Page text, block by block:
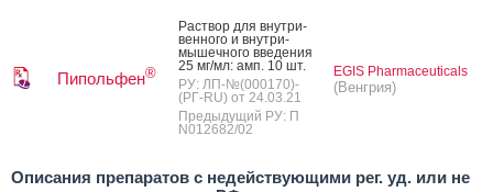
Пипольфен®
Рас­твор для внут­ри­
вен­но­го и внут­ри­
мышеч­но­го вве­дения
25 мг/мл: амп. 10 шт.
РУ: ЛП-№(000170)-
(РГ-RU) от 24.03.21
Предыдущий РУ: П
N012682/02
EGIS Pharmaceuticals
(Венгрия)
Описания препаратов с недействующими рег. уд. или не